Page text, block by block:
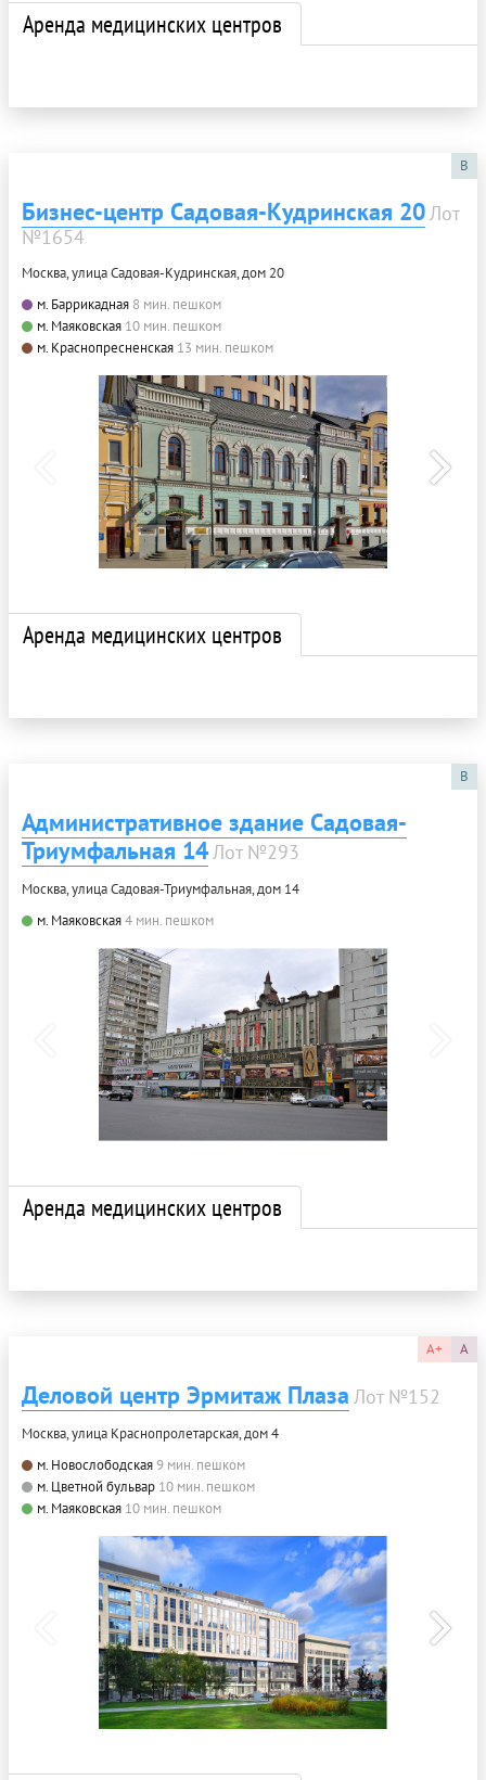
Аренда медицинских центров
B
Бизнес-центр Садовая-Кудринская 20Лот
№1654
Москва, улица Садовая-Кудринская, дом 20
м. Баррикадная 8 мин. пешком
м. Маяковская 10 мин. пешком
м. Краснопресненская 13 мин. пешком
Аренда медицинских центров
B
Административное здание Садовая-
Триумфальная 14Лот №293
Москва, улица Садовая-Триумфальная, дом 14
м. Маяковская4 мин. пешком
Аренда медицинских центров
A+ A
Деловой центр Эрмитаж Плаза Лот №152
Москва, улица Краснопролетарская, дом 4
м. Новослободская9 мин. пешком
м. Цветной бульвар 10 мин. пешком
м. Маяковская 10 мин. пешком